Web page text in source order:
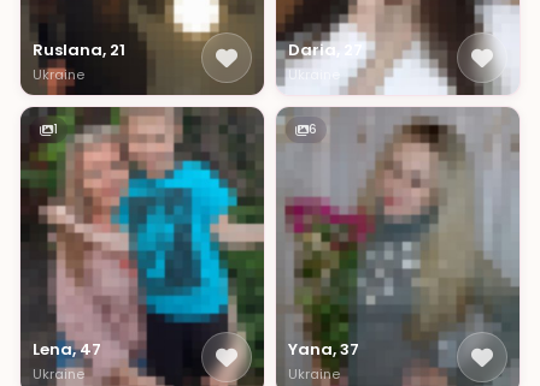
Ruslana, 21
Ukraine
Daria, 27
Ukraine
1
Lena, 47
Ukraine
6
Yana, 37
Ukraine